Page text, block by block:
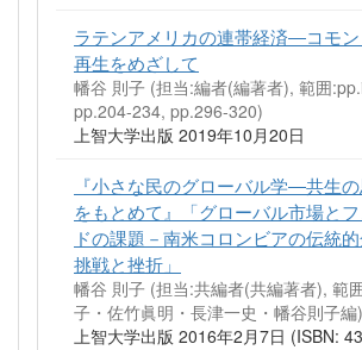
ラテンアメリカの連帯経済―コモ
再生をめざして
幡谷 則子 (担当:編者(編著者), 範囲
pp.204-234, pp.296-320)
上智大学出版 2019年10月20日
『小さな民のグローバル学―共生
をもとめて』「グローバル市場と
ドの課題－南米コロンビアの伝統
挑戦と挫折」
幡谷 則子 (担当:共編者(共編著者), 範
子・佐竹眞明・長津一史・幡谷則子編)
上智大学出版 2016年2月7日 (ISBN: